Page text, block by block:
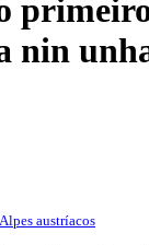
nin